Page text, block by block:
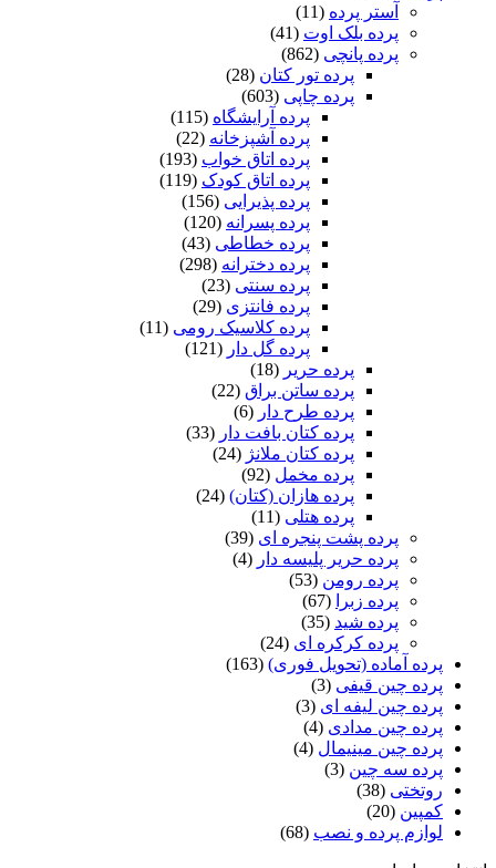
آستر پرده
پرده بلک اوت (41)
پرده پانچی
(862)
پرده تور کتان (28)
پرده چاپی
(603)
پرده آرایشگاه (115)
پرده آشپزخانه (22)
پرده اتاق خواب (193)
پرده اتاق کودک (119)
پرده پذیرایی (156)
پرده پسرانه (120)
پرده خطاطی (43)
پرده دخترانه (298)
پرده سنتی
(23)
پرده فانتزی (29)
پرده کلاسیک رومی (11)
پرده گل دار (121)
پرده حریر
(18)
پرده ساتن براق (22)
پرده طرح دار (6)
پرده کتان بافت دار (33)
پرده کتان ملانژ (24)
پرده مخمل (92)
پرده هازان (کتان) (24)
پرده هتلی
(11)
پرده پشت پنجره ای (39)
پرده حریر پلیسه دار
پرده رومن
(53)
پرده زبرا
پرده شید
پرده کرکره ای (24)
آماده (تحویل فوری) (163)
چین قیفی (3)
چین لیفه ای (3)
چین مدادی (4)
چین مینیمال (4)
سه چین (3)
(38)
پرده و نصب (68)